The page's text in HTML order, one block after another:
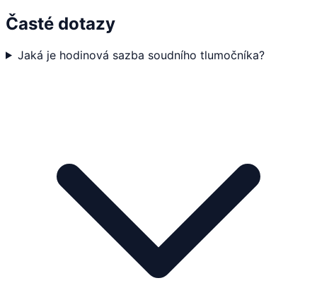
Časté dotazy
Jaká je hodinová sazba soudního tlumočníka?